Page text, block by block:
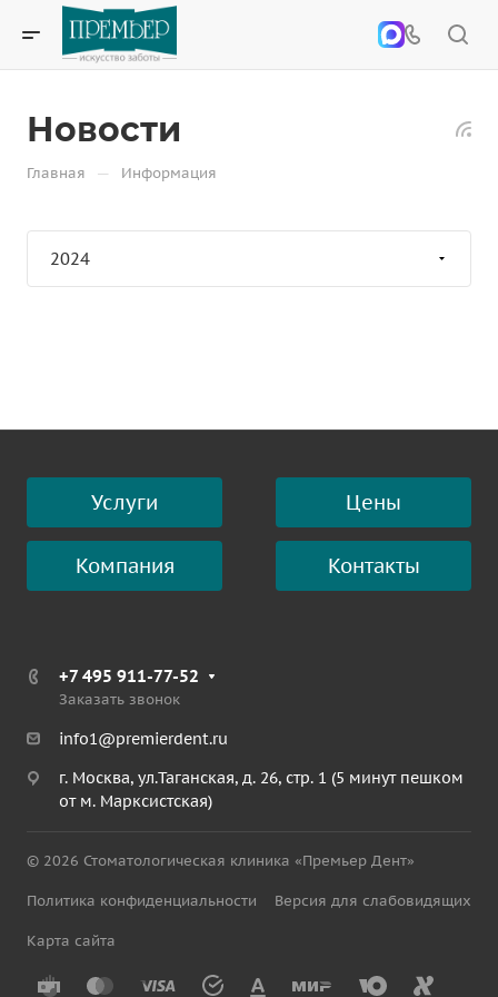
Новости
Главная — Информация
2024
Услуги Цены
Компания Контакты
+7 495 911-77-52
Заказать звонок
info1@premierdent.ru
г. Москва, ул.Таганская, д. 26, стр. 1 (5 минут пешком
от м. Марксистская)
© 2026 Стоматологическая клиника «Премьер Дент»
Политика конфиденциальности Версия для слабовидящих
Карта сайта